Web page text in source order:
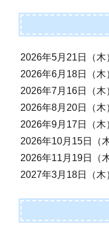
2026年5月21日（木
2026年6月18日（木
2026年7月16日（木
2026年8月20日（木
2026年9月17日（木
2026年10月15日（木
2026年11月19日（木
2027年3月18日（木